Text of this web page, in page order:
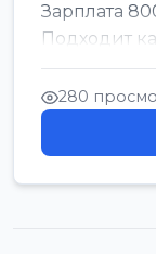
Зарплата
Подходит
г...
280